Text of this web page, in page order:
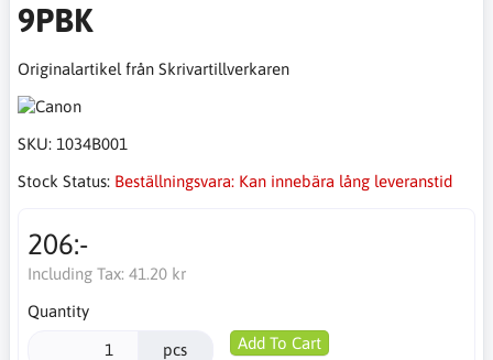
9PBK
Originalartikel från Skrivartillverkaren
SKU: 1034B001
Stock Status: Beställningsvara: Kan innebära lång leveranstid
206:-
Including Tax: 41.20 kr
Quantity
pcs Add To Cart